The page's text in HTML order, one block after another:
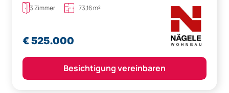
3 Zimmer 73,16 m²
€ 525.000
Besichtigung vereinbaren